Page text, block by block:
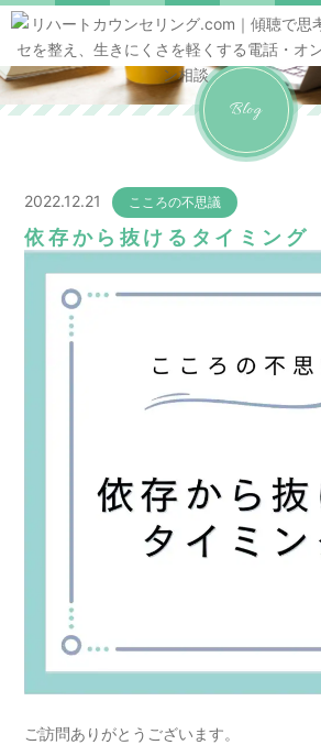
Blog
2022.12.21 こころの不思議
依存から抜けるタイミング
ご訪問ありがとうございます。